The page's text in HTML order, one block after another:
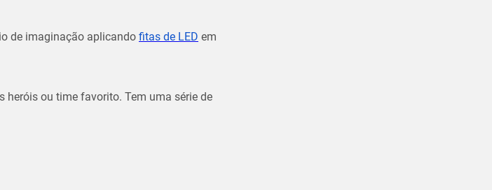
de imaginação aplicando fitas de LED em
heróis ou time favorito. Tem uma série de